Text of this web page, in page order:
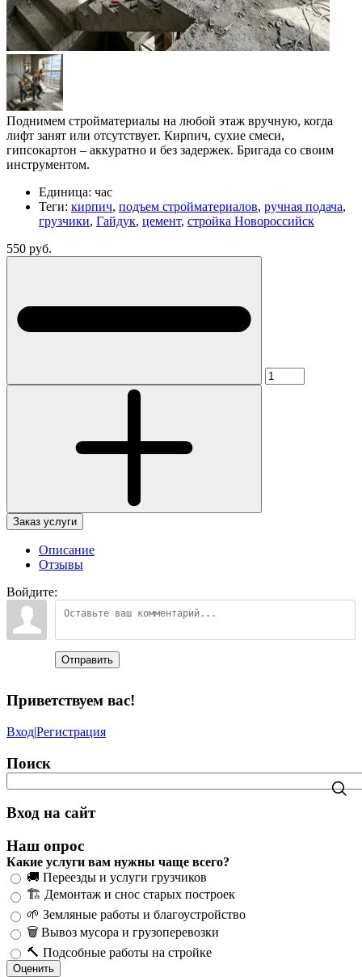
Поднимем стройматериалы на любой этаж вручную, когда
лифт занят или отсутствует. Кирпич, сухие смеси,
гипсокартон – аккуратно и без задержек. Бригада со своим
инструментом.
Единица: час
Теги: кирпич, подъем стройматериалов, ручная подача,
грузчики, Гайдук, цемент, стройка Новороссийск
550 руб.
Заказ услуги
Описание
Отзывы
Войдите:
Отправить
Приветствуем вас!
Вход|Регистрация
Поиск
Вход на сайт
Наш опрос
Какие услуги вам нужны чаще всего?
🚚 Переезды и услуги грузчиков
🏗️ Демонтаж и снос старых построек
🌱 Земляные работы и благоустройство
🗑️ Вывоз мусора и грузоперевозки
🔨 Подсобные работы на стройке